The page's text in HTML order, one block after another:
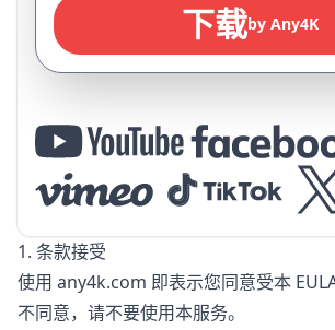
下载by Any4K
1. 条款接受
使用 any4k.com 即表示您同意受本
不同意，请不要使用本服务。